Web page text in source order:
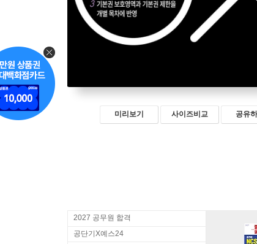
미리보기 사이즈비교 공유하
2027 공무원 합격
공단기X예스24